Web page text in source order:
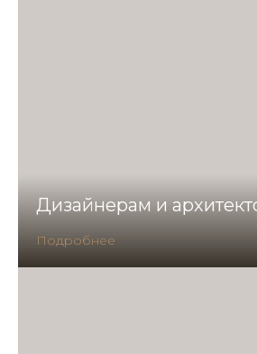
Дизайнерам и
Подробнее